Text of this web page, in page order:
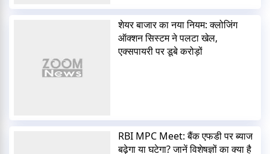
शेयर बाजार का नया नियम: क्लोजिंग
ऑक्शन सिस्टम ने पलटा खेल,
एक्सपायरी पर डूबे करोड़ों
RBI MPC Meet: बैंक एफडी पर ब्याज
बढ़ेगा या घटेगा? जानें विशेषज्ञों का क्या है